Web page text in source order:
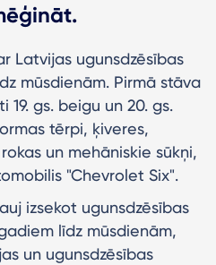
Latvijas ugunsdzēsības
mūsdienām. Pirmā stāva
19. gs. beigu un 20. gs.
tērpi, ķiveres,
un mehāniskie sūkņi,
"Chevrolet Six".
izsekot ugunsdzēsības
līdz mūsdienām,
un ugunsdzēsības